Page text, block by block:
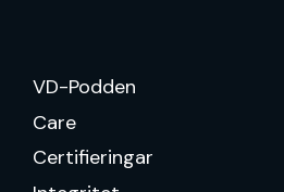
VD-Podden
Care
Certifieringar